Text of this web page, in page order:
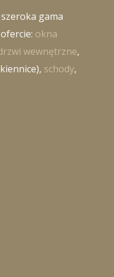
gama
okna
wewnętrzne,
schody,